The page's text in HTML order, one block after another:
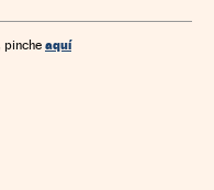
pinche aquí